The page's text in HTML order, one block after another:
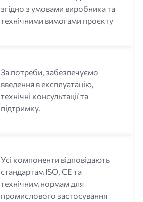
згідно з умовами виробника та
технічними вимогами проєкту
За потреби, забезпечуємо
введення в експлуатацію,
технічні консультації та
підтримку.
Усі компоненти відповідають
стандартам ISO, CE та
технічним нормам для
промислового застосування